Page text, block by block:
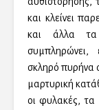
και κλείνει
και άλλα τα
συμπληρώνει,
σκληρό πυρήνα
μαρτυρική
οι φυλακές, τα